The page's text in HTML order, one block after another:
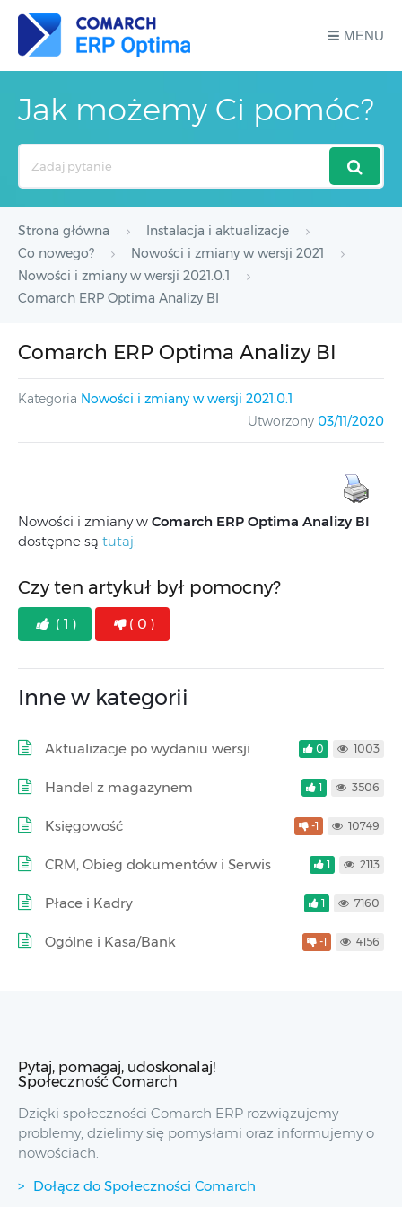
MENU
Jak możemy Ci pomóc?
Strona główna
Instalacja i aktualizacje
Co nowego?
Nowości i zmiany w wersji 2021
Nowości i zmiany w wersji 2021.0.1
Comarch ERP Optima Analizy BI
Comarch ERP Optima Analizy BI
Kategoria Nowości i zmiany w wersji 2021.0.1
Utworzony 03/11/2020
Nowości i zmiany w Comarch ERP Optima Analizy BI
dostępne są tutaj.
Czy ten artykuł był pomocny?
( 1 ) ( 0 )
Inne w kategorii
Aktualizacje po wydaniu wersji 0 1003
Handel z magazynem 1 3506
Księgowość -1 10749
CRM, Obieg dokumentów i Serwis 1 2113
Płace i Kadry 1 7160
Ogólne i Kasa/Bank -1 4156
Pytaj, pomagaj, udoskonalaj!
Społeczność Comarch
Dzięki społeczności Comarch ERP rozwiązujemy
problemy, dzielimy się pomysłami oraz informujemy o
nowościach.
Dołącz do Społeczności Comarch